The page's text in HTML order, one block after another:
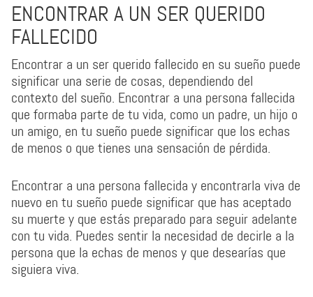
ENCONTRAR A UN SER QUERIDO
FALLECIDO
Encontrar a un ser querido fallecido en su sueño puede
significar una serie de cosas, dependiendo del
contexto del sueño. Encontrar a una persona fallecida
que formaba parte de tu vida, como un padre, un hijo o
un amigo, en tu sueño puede significar que los echas
de menos o que tienes una sensación de pérdida.
Encontrar a una persona fallecida y encontrarla viva de
nuevo en tu sueño puede significar que has aceptado
su muerte y que estás preparado para seguir adelante
con tu vida. Puedes sentir la necesidad de decirle a la
persona que la echas de menos y que desearías que
siguiera viva.